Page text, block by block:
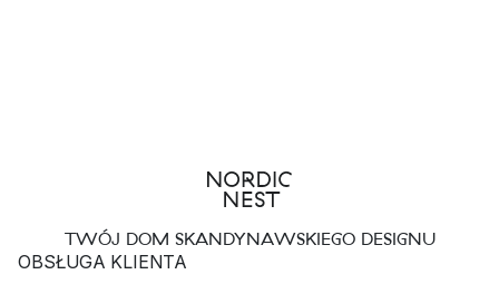
TWÓJ DOM SKANDYNAWSKIEGO DESIGNU
OBSŁUGA KLIENTA